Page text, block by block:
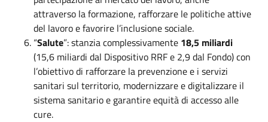
attraverso la formazione, rafforzare le politiche attive
del lavoro e favorire l’inclusione sociale.
“Salute”: stanzia complessivamente 18,5 miliardi
(15,6 miliardi dal Dispositivo RRF e 2,9 dal Fondo) con
l’obiettivo di rafforzare la prevenzione e i servizi
sanitari sul territorio, modernizzare e digitalizzare il
sistema sanitario e garantire equità di accesso alle
cure.